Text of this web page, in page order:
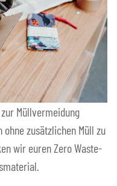
Müllvermeidung
zusätzlichen Müll zu
wir euren Zero Waste-